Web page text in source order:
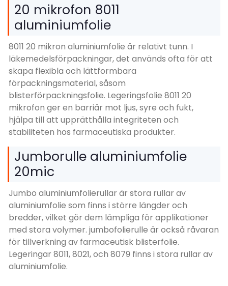
20 mikrofon 8011
aluminiumfolie
8011 20 mikron aluminiumfolie är relativt tunn. I
läkemedelsförpackningar, det används ofta för att
skapa flexibla och lättformbara
förpackningsmaterial, såsom
blisterförpackningsfolie. Legeringsfolie 8011 20
mikrofon ger en barriär mot ljus, syre och fukt,
hjälpa till att upprätthålla integriteten och
stabiliteten hos farmaceutiska produkter.
Jumborulle aluminiumfolie
20mic
Jumbo aluminiumfolierullar är stora rullar av
aluminiumfolie som finns i större längder och
bredder, vilket gör dem lämpliga för applikationer
med stora volymer. jumbofolierulle är också råvaran
för tillverkning av farmaceutisk blisterfolie.
Legeringar 8011, 8021, och 8079 finns i stora rullar av
aluminiumfolie.